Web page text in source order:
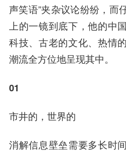
声笑语”夹杂议论纷纷，而
上的一镜到底下，他的中
科技、古老的文化、热情
潮流全方位地呈现其中。
01
市井的，世界的
消解信息壁垒需要多长时